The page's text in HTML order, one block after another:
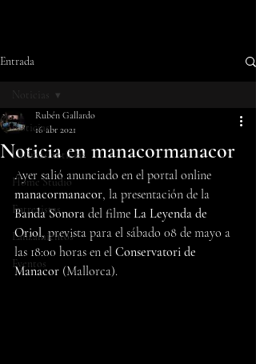
Entrada
Noticias
Últimas noticias
Home Studio
Entrevistas
Lanzamientos
Eventos
Noticias
Noticia en manacormanacor
Rubén Gallardo
16 abr 2021
Ayer salió anunciado en el portal online
manacormanacor, la presentación de la
Banda Sonora del filme La Leyenda de
Oriol, prevista para el sábado 08 de mayo a
las 18:00 horas en el Conservatori de
Manacor (Mallorca).